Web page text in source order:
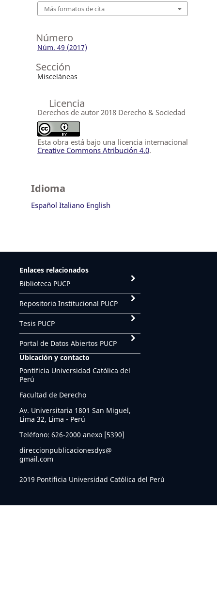
Más formatos de cita
Número
Núm. 49 (2017)
Sección
Misceláneas
Licencia
Derechos de autor 2018 Derecho & Sociedad
Esta obra está bajo una licencia internacional
Creative Commons Atribución 4.0.
Idioma
Español Italiano English
Enlaces relacionados
Biblioteca PUCP
Repositorio Institucional PUCP
Tesis PUCP
Portal de Datos Abiertos PUCP
Ubicación y contacto
Pontificia Universidad Católica del
Perú
Facultad de Derecho
Av. Universitaria 1801 San Miguel,
Lima 32, Lima - Perú
Teléfono: 626-2000 anexo [5390]
direccionpublicacionesdys@
gmail.com
2019 Pontificia Universidad Católica del Perú